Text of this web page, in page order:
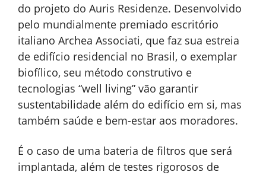
do projeto do Auris Residenze. Desenvolvido
pelo mundialmente premiado escritório
italiano Archea Associati, que faz sua estreia
de edifício residencial no Brasil, o exemplar
biofílico, seu método construtivo e
tecnologias “well living” vão garantir
sustentabilidade além do edifício em si, mas
também saúde e bem-estar aos moradores.
É o caso de uma bateria de filtros que será
implantada, além de testes rigorosos de